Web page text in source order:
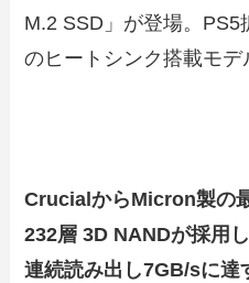
M.2 SSD」が登場。
のヒートシンク搭載モデ
CrucialからMicron製の
232層 3D NANDが採用
連続読み出し7GB/sに達